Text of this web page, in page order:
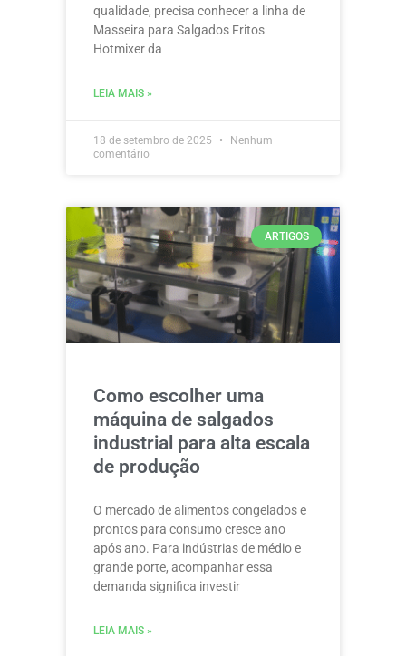
qualidade, precisa conhecer a linha de
Masseira para Salgados Fritos
Hotmixer da
LEIA MAIS »
18 de setembro de 2025
Nenhum
comentário
ARTIGOS
Como escolher uma
máquina de salgados
industrial para alta escala
de produção
O mercado de alimentos congelados e
prontos para consumo cresce ano
após ano. Para indústrias de médio e
grande porte, acompanhar essa
demanda significa investir
LEIA MAIS »